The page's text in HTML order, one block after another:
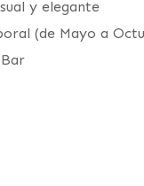
y elegante
(de Mayo a